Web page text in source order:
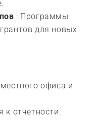
: Программы
для новых
офиса и
к отчетности.